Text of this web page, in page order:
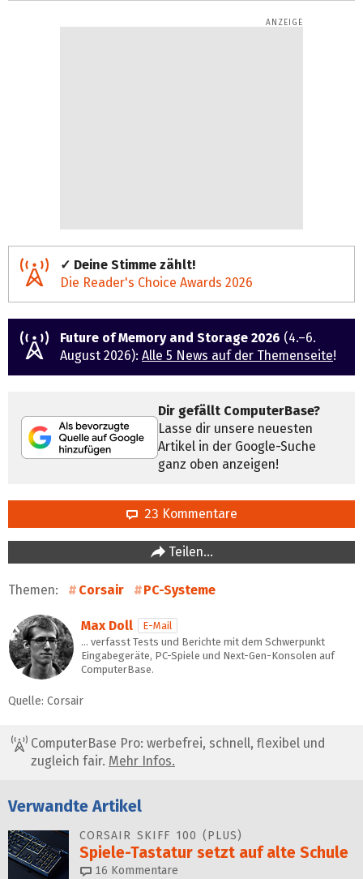
✓ Deine Stimme zählt!
Die Reader's Choice Awards 2026
Future of Memory and Storage 2026 (4.–6.
August 2026): Alle 5 News auf der Themenseite!
Dir gefällt ComputerBase?
Lasse dir unsere neuesten
Artikel in der Google-Suche
ganz oben anzeigen!
23 Kommentare
Teilen…
Themen: Corsair PC-Systeme
Max Doll
E-Mail
… verfasst Tests und Berichte mit dem Schwerpunkt
Eingabegeräte, PC-Spiele und Next-Gen-Konsolen auf
ComputerBase.
Quelle: Corsair
ComputerBase Pro: werbefrei, schnell, flexibel und
zugleich fair. Mehr Infos.
Verwandte Artikel
CORSAIR SKIFF 100 (PLUS)
Spiele-Tastatur setzt auf alte Schule
16 Kommentare